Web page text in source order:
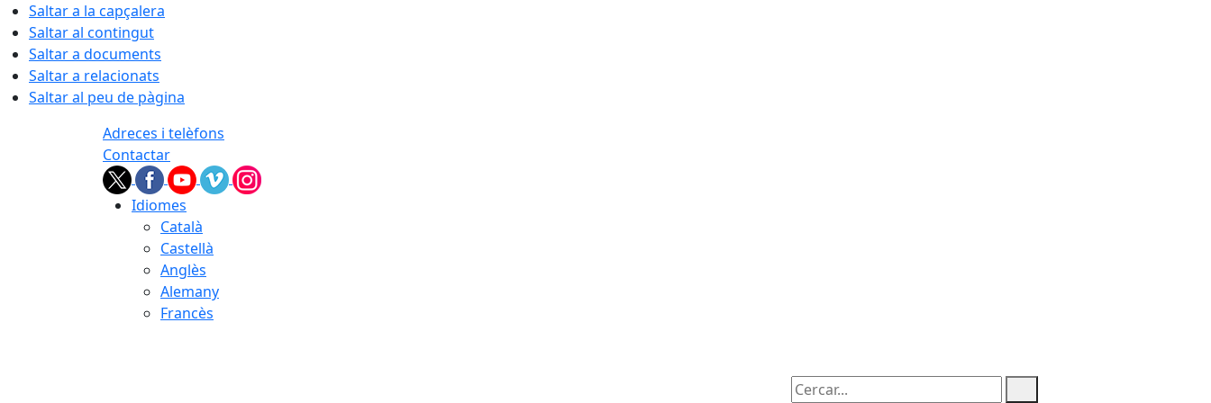
Saltar a la capçalera
Saltar al contingut
Saltar a documents
Saltar a relacionats
Saltar al peu de pàgina
Adreces i telèfons
Contactar
Idiomes
Català
Castellà
Anglès
Alemany
Francès